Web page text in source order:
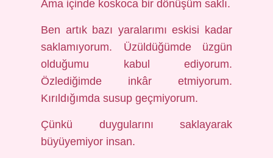
Ama içinde koskoca bir dönüşüm saklı.
Ben artık bazı yaralarımı eskisi kadar
saklamıyorum. Üzüldüğümde üzgün
olduğumu kabul ediyorum.
Özlediğimde inkâr etmiyorum.
Kırıldığımda susup geçmiyorum.
Çünkü duygularını saklayarak
büyüyemiyor insan.